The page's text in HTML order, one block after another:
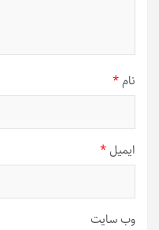
نام*
ایمیل*
وب‌ سایت